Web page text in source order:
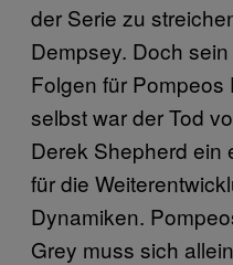
der Serie zu
Dempsey. Doch
Folgen für
selbst war der Tod
Derek Shepherd ein
für die
Dynamiken.
Grey muss sich